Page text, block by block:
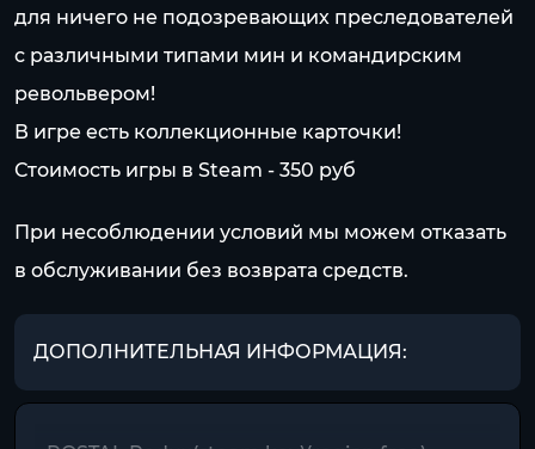
для ничего не подозревающих преследователей
с различными типами мин и командирским
револьвером!
В игре есть коллекционные карточки!
Стоимость игры в Steam - 350 pуб
При несоблюдении условий мы можем отказать
в обслуживании без возврата средств.
ДОПОЛНИТЕЛЬНАЯ ИНФОРМАЦИЯ: